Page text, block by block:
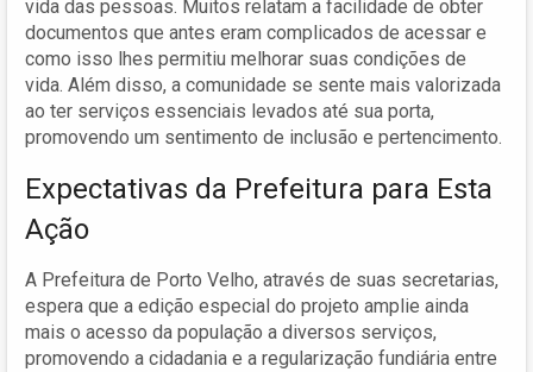
vida das pessoas. Muitos relatam a facilidade de obter
documentos que antes eram complicados de acessar e
como isso lhes permitiu melhorar suas condições de
vida. Além disso, a comunidade se sente mais valorizada
ao ter serviços essenciais levados até sua porta,
promovendo um sentimento de inclusão e pertencimento.
Expectativas da Prefeitura para Esta
Ação
A Prefeitura de Porto Velho, através de suas secretarias,
espera que a edição especial do projeto amplie ainda
mais o acesso da população a diversos serviços,
promovendo a cidadania e a regularização fundiária entre